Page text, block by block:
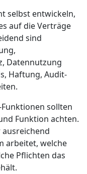
selbst entwickeln,
auf die Verträge
sind
Datennutzung
Haftung, Audit-
sollten
Funktion achten.
arbeitet, welche
Pflichten das